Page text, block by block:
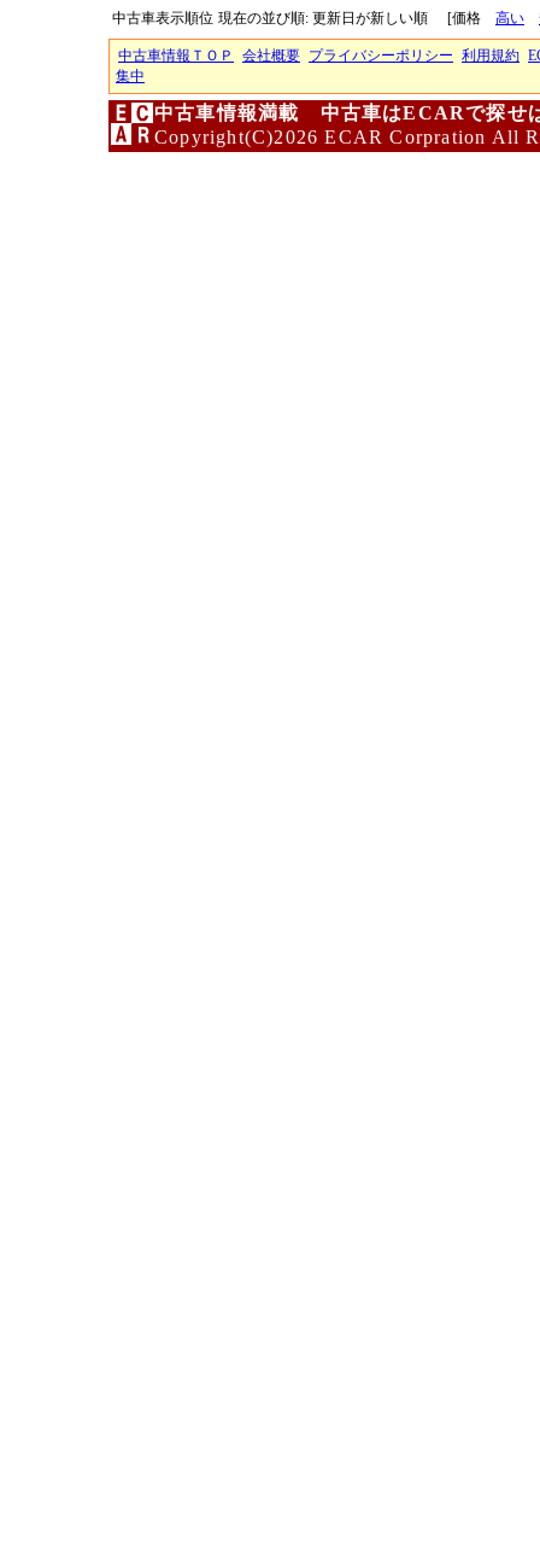
中古車表示順位 現在の並び順: 更新日が新しい順 [価格 高い
中古車情報ＴＯＰ 会社概要 プライバシーポリシー 利用規約
集中
中古車情報満載 中古車はECARで探せ
Copyright(C)2026 ECAR Corpration All